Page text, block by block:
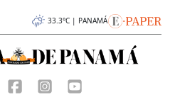
33.3°C | PANAMÁ